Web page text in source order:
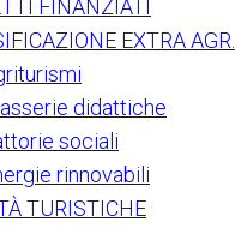
FINANZIATI
EXTRA AGR.
didattiche
sociali
rinnovabili
TURISTICHE